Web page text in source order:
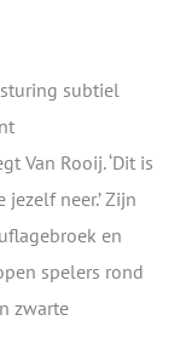
subtiel
Van Rooij. ‘Dit is
neer.’ Zijn
en
spelers rond
zwarte